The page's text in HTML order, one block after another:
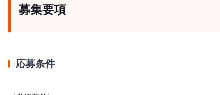
募集要項
応募条件